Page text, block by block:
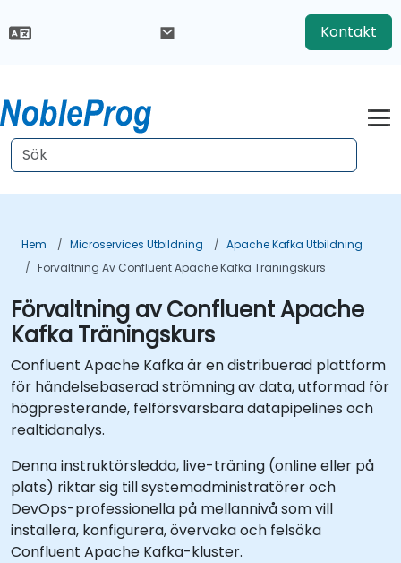
Kontakt
Hem Microservices Utbildning
Apache Kafka Utbildning
Förvaltning Av Confluent Apache Kafka Träningskurs
Förvaltning av Confluent Apache
Kafka Träningskurs
Confluent Apache Kafka är en distribuerad plattform
för händelsebaserad strömning av data, utformad för
högpresterande, felförsvarsbara datapipelines och
realtidanalys.
Denna instruktörsledda, live-träning (online eller på
plats) riktar sig till systemadministratörer och
DevOps-professionella på mellannivå som vill
installera, konfigurera, övervaka och felsöka
Confluent Apache Kafka-kluster.